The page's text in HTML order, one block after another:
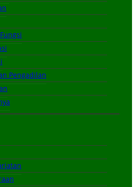
Pengadilan